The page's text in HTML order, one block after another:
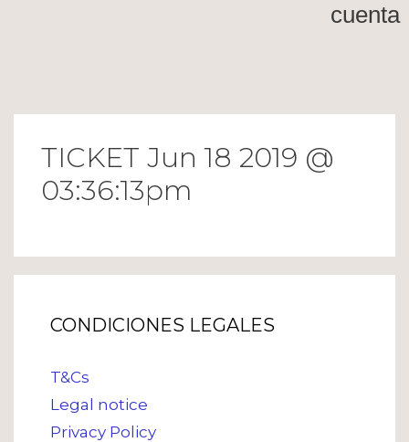
cuenta
TICKET Jun 18 2019 @
03:36:13pm
CONDICIONES LEGALES
T&Cs
Legal notice
Privacy Policy